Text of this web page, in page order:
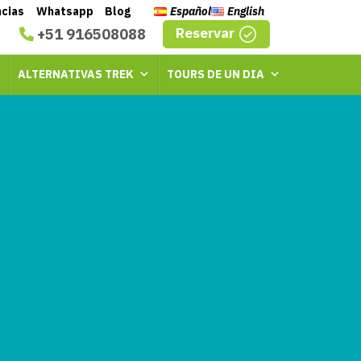
Whatsapp Blog Español English
+51 916508088 Reservar
ALTERNATIVAS TREK TOURS DE UN DIA